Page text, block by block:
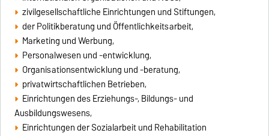
zivilgesellschaftliche Einrichtungen und Stiftungen,
der Politikberatung und Öffentlichkeitsarbeit,
Marketing und Werbung,
Personalwesen und -entwicklung,
Organisationsentwicklung und -beratung,
privatwirtschaftlichen Betrieben,
Einrichtungen des Erziehungs-, Bildungs- und
Ausbildungswesens,
Einrichtungen der Sozialarbeit und Rehabilitation